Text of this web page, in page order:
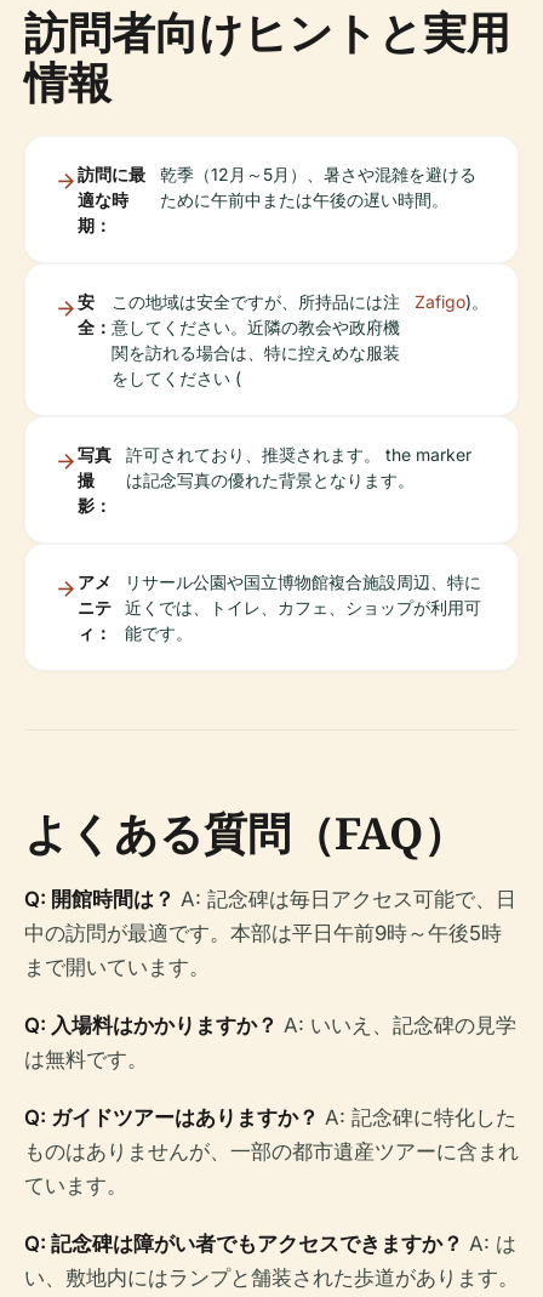
訪問者向けヒントと実用
情報
訪問に最
適な時
期：
乾季（12月～5月）、暑さや混雑を避ける
ために午前中または午後の遅い時間。
安
全：
この地域は安全ですが、所持品には注
意してください。近隣の教会や政府機
関を訪れる場合は、特に控えめな服装
をしてください (
Zafigo)。
写真
撮
影：
許可されており、推奨されます。 the marker
は記念写真の優れた背景となります。
アメ
ニテ
ィ：
リサール公園や国立博物館複合施設周辺、特に
近くでは、トイレ、カフェ、ショップが利用可
能です。
よくある質問（FAQ）
Q: 開館時間は？ A: 記念碑は毎日アクセス可能で、日
中の訪問が最適です。本部は平日午前9時～午後5時
まで開いています。
Q: 入場料はかかりますか？ A: いいえ、記念碑の見学
は無料です。
Q: ガイドツアーはありますか？ A: 記念碑に特化した
ものはありませんが、一部の都市遺産ツアーに含まれ
ています。
Q: 記念碑は障がい者でもアクセスできますか？ A: は
い、敷地内にはランプと舗装された歩道があります。